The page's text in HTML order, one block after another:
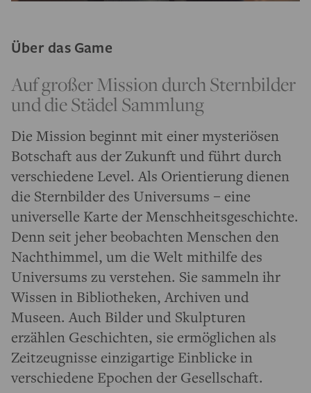
Über das Game
Auf großer Mission durch Sternbilder
und die Städel Sammlung
Die Mission beginnt mit einer mysteriösen
Botschaft aus der Zukunft und führt durch
verschiedene Level. Als Orientierung dienen
die Sternbilder des Universums – eine
universelle Karte der Menschheitsgeschichte.
Denn seit jeher beobachten Menschen den
Nachthimmel, um die Welt mithilfe des
Universums zu verstehen. Sie sammeln ihr
Wissen in Bibliotheken, Archiven und
Museen. Auch Bilder und Skulpturen
erzählen Geschichten, sie ermöglichen als
Zeitzeugnisse einzigartige Einblicke in
verschiedene Epochen der Gesellschaft.